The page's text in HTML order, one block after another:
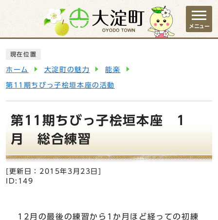
ページの先頭です
メニュー
現在位置
ホーム 大淀町の魅力 能楽
第11期ちびっ子桧垣本座の活動
第11期ちびっ子桧垣本座 1
月 総合練習
[更新日： 2015年3月23日
ID:149
12月の最後の練習から1か月ほど経っての初練